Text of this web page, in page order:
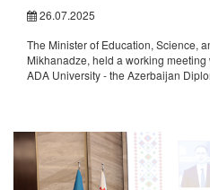
26.07.2025
The Minister of Education, Science,
Mikhanadze, held a working
ADA University - the Azerbaijan